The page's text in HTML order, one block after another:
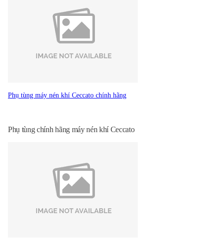
khắt khe nhất trong các ngành công nghiệp khác nhau. Thiết kế
người dung Bảo trì nhanh và dễ dàng
Phụ tùng máy nén khí Ceccato chính hãng
Phụ tùng chính hãng máy nén khí Ceccato